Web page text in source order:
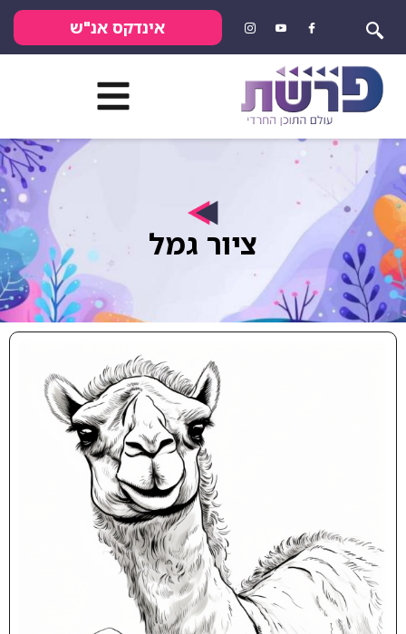
אינדקס אנ"ש
ציור גמל